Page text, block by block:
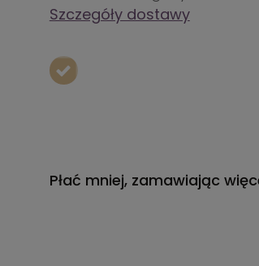
Szczegóły dostawy
Płać mniej, zamawiając